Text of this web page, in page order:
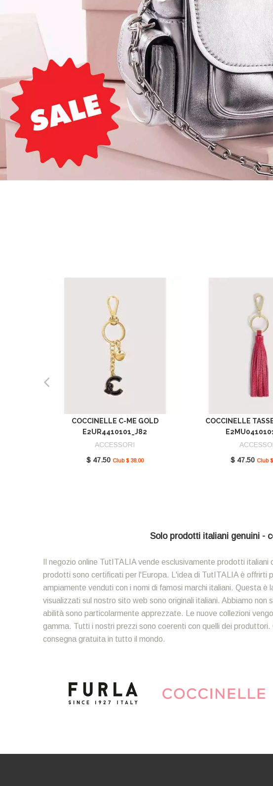
COCCINELLE C-ME GOLD
E2UR4410101_J82
ACCESSORI
$ 47.50 Club $ 38.00
COCCINELLE
$ 47.50 Club
Solo prodotti italiani genuini -
Il negozio online TutITALIA vende esclusivamente prodotti
prodotti sono certificati per l'Europa. L'idea di TutITALIA è offrirti
ampiamente venduti con i nomi di famosi marchi italiani. Questa
visualizzati sul nostro sito web sono originali italiani. Abbiamo
abilità sono particolarmente apprezzate. Le nuove collezioni
gamma. Tutti i nostri prezzi sono coerenti con quelli dei
consegna gratuita in tutto il mondo.